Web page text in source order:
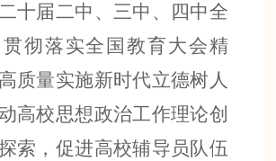
十届二中、三中、四中全
贯彻落实全国教育大会精
质量实施新时代立德树人
高校思想政治工作理论创
索， 促进高校辅导员队伍